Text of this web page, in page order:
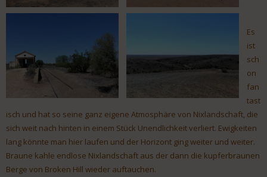
Es
ist
sch
on
fan
tast
isch und hat so seine ganz eigene Atmosphäre von Nixlandschaft, die
sich weit nach hinten in einem Stück Unendlichkeit verliert. Ewigkeiten
lang könnte man hier laufen und der Horizont ging weiter und weiter.
Braune kahle endlose Nixlandschaft aus der dann die kupferbraunen
Berge von Broken Hill wieder auftauchen.